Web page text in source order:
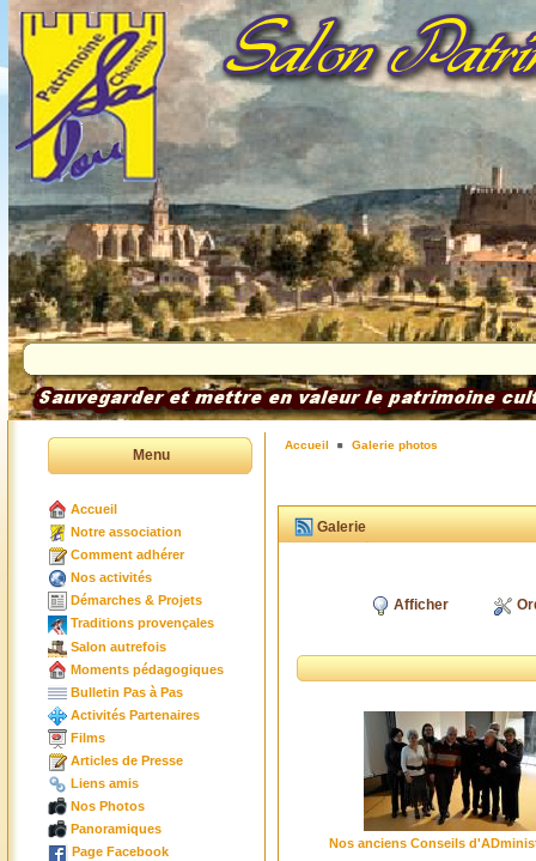
Menu
Accueil
Notre association
Comment adhérer
Nos activités
Démarches & Projets
Traditions provençales
Salon autrefois
Moments pédagogiques
Bulletin Pas à Pas
Activités Partenaires
Films
Articles de Presse
Liens amis
Nos Photos
Panoramiques
Page Facebook
Accueil Galerie photos
Galerie
Afficher
Nos anciens Conseils